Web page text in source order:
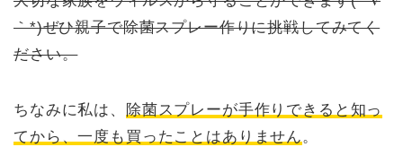
｀*)ぜひ親子で除菌スプレー作りに挑戦してみてく
ださい。
ちなみに私は、
除菌スプレーが手作りできると知っ
てから、一度も買ったことはありません。